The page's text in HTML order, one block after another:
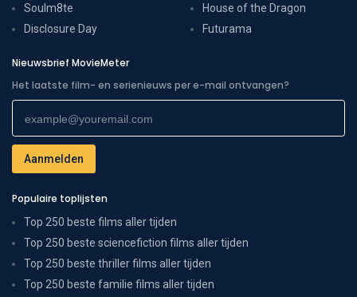
Soulm8te
Disclosure Day
House of the Dragon
Futurama
Nieuwsbrief MovieMeter
Het laatste film- en serienieuws per e-mail ontvangen?
Populaire toplijsten
Top 250 beste films aller tijden
Top 250 beste sciencefiction films aller tijden
Top 250 beste thriller films aller tijden
Top 250 beste familie films aller tijden